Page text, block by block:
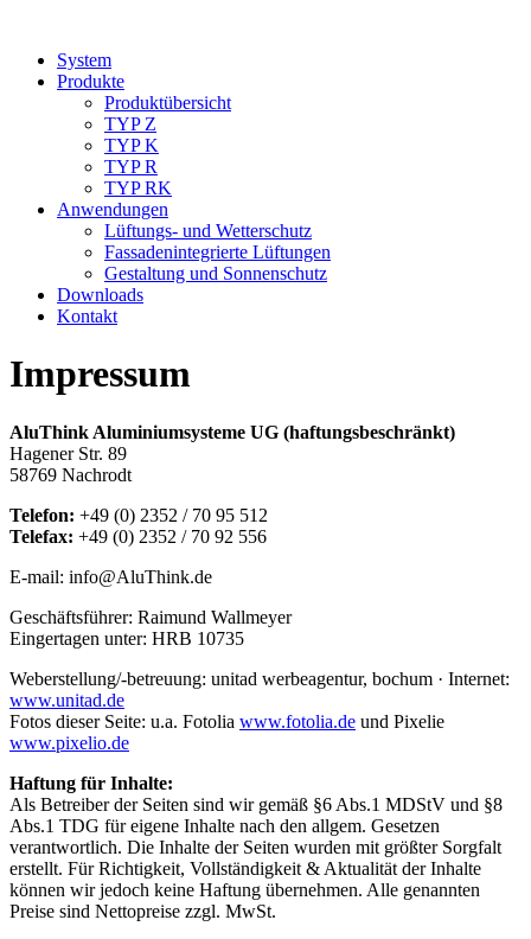
System
Produkte
Produktübersicht
TYP Z
TYP K
TYP R
TYP RK
Anwendungen
Lüftungs- und Wetterschutz
Fassadenintegrierte Lüftungen
Gestaltung und Sonnenschutz
Downloads
Kontakt
Impressum
AluThink Aluminiumsysteme UG (haftungsbeschränkt)
Hagener Str. 89
58769 Nachrodt
Telefon: +49 (0) 2352 / 70 95 512
Telefax: +49 (0) 2352 / 70 92 556
E-mail: info@AluThink.de
Geschäftsführer: Raimund Wallmeyer
Eingertagen unter: HRB 10735
Weberstellung/-betreuung: unitad werbeagentur, bochum · Internet:
www.unitad.de
Fotos dieser Seite: u.a. Fotolia www.fotolia.de und Pixelie
www.pixelio.de
Haftung für Inhalte:
Als Betreiber der Seiten sind wir gemäß §6 Abs.1 MDStV und §8
Abs.1 TDG für eigene Inhalte nach den allgem. Gesetzen
verantwortlich. Die Inhalte der Seiten wurden mit größter Sorgfalt
erstellt. Für Richtigkeit, Vollständigkeit & Aktualität der Inhalte
können wir jedoch keine Haftung übernehmen. Alle genannten
Preise sind Nettopreise zzgl. MwSt.